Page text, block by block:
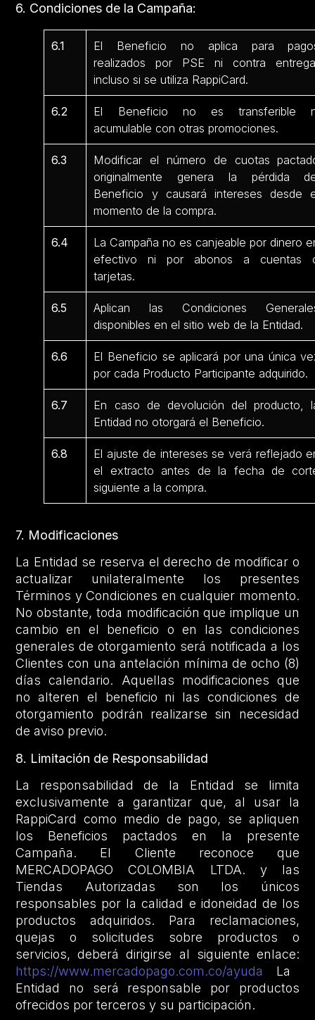
6. Condiciones de la Campaña:
6.1
El Beneficio no aplica para
realizados por PSE ni contra
incluso si se utiliza RappiCard.
6.2
El Beneficio no es transferible
acumulable con otras promociones.
6.3
Modificar el número de cuotas
originalmente genera la pérdida
Beneficio y causará intereses desde
momento de la compra.
6.4
La Campaña no es canjeable por dinero
efectivo ni por abonos a cuentas
tarjetas.
6.5
Aplican las Condiciones
disponibles en el sitio web de la Entidad.
6.6
El Beneficio se aplicará por una única
por cada Producto Participante adquirido.
6.7
En caso de devolución del producto,
Entidad no otorgará el Beneficio.
6.8
El ajuste de intereses se verá reflejado
el extracto antes de la fecha de
siguiente a la compra.
7. Modificaciones
La Entidad se reserva el derecho de modificar o
actualizar unilateralmente los presentes
Términos y Condiciones en cualquier momento.
No obstante, toda modificación que implique un
cambio en el beneficio o en las condiciones
generales de otorgamiento será notificada a los
Clientes con una antelación mínima de ocho (8)
días calendario. Aquellas modificaciones que
no alteren el beneficio ni las condiciones de
otorgamiento podrán realizarse sin necesidad
de aviso previo.
8. Limitación de Responsabilidad
La responsabilidad de la Entidad se limita
exclusivamente a garantizar que, al usar la
RappiCard como medio de pago, se apliquen
los Beneficios pactados en la presente
Campaña. El Cliente reconoce que
MERCADOPAGO COLOMBIA LTDA. y las
Tiendas Autorizadas son los únicos
responsables por la calidad e idoneidad de los
productos adquiridos. Para reclamaciones,
quejas o solicitudes sobre productos o
servicios, deberá dirigirse al siguiente enlace:
https://www.mercadopago.com.co/ayuda
La
Entidad no será responsable por productos
ofrecidos por terceros y su participación.